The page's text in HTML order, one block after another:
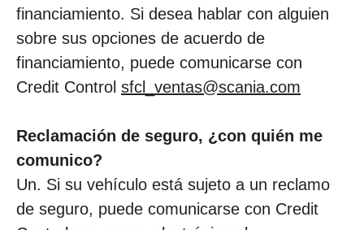
financiamiento. Si desea hablar con alguien
sobre sus opciones de acuerdo de
financiamiento, puede comunicarse con
Credit Control sfcl_ventas@scania.com
Reclamación de seguro, ¿con quién me
comunico?
Un. Si su vehículo está sujeto a un reclamo
de seguro, puede comunicarse con Credit